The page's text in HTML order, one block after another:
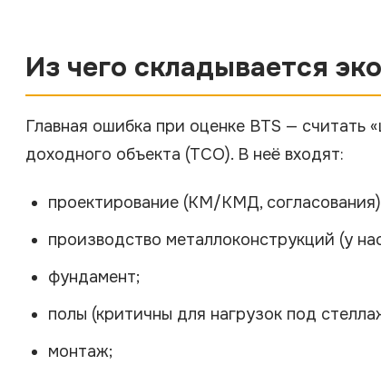
Из чего складывается
Главная ошибка при оценке BTS — считать
доходного объекта (TCO). В неё входят:
проектирование (КМ/КМД,
производство металлоконструкций (у
фундамент;
полы (критичны для нагрузок под
монтаж;